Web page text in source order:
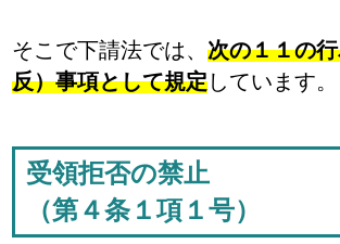
そこで下請法では、次の１１の
反）事項として規定しています。
受領拒否の禁止
（第４条１項１号）